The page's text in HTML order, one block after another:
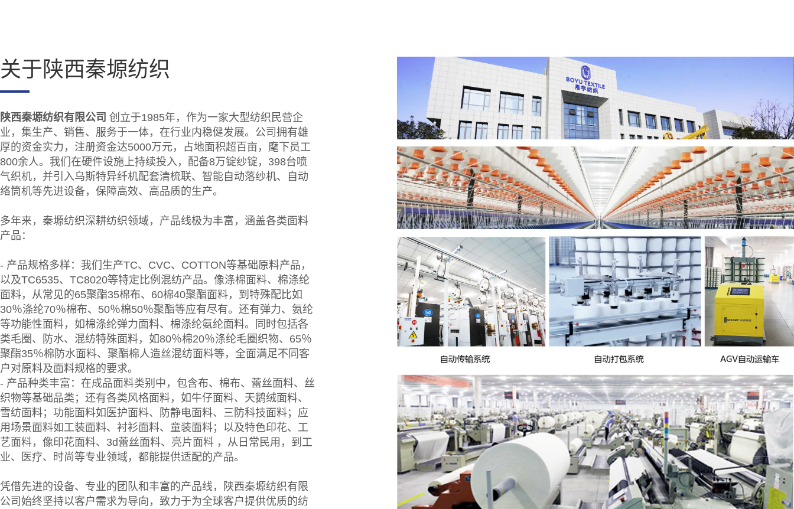
关于陕西秦塬纺织
陕西秦塬纺织有限公司 创立于1985年，作为一家大型纺织民营企
业，集生产、销售、服务于一体，在行业内稳健发展。公司拥有雄
厚的资金实力，注册资金达5000万元，占地面积超百亩，麾下员工
800余人。我们在硬件设施上持续投入，配备8万锭纱锭，398台喷
气织机，并引入乌斯特异纤机配套清梳联、智能自动落纱机、自动
络筒机等先进设备，保障高效、高品质的生产。
多年来，秦塬纺织深耕纺织领域，产品线极为丰富，涵盖各类面料
产品：
- 产品规格多样：我们生产TC、CVC、COTTON等基础原料产品，
以及TC6535、TC8020等特定比例混纺产品。像涤棉面料、棉涤纶
面料，从常见的65聚酯35棉布、60棉40聚酯面料，到特殊配比如
30％涤纶70％棉布、50％棉50％聚酯等应有尽有。还有弹力、氨纶
等功能性面料，如棉涤纶弹力面料、棉涤纶氨纶面料。同时包括各
类毛圈、防水、混纺特殊面料，如80％棉20％涤纶毛圈织物、65％
聚酯35％棉防水面料、聚酯棉人造丝混纺面料等，全面满足不同客
户对原料及面料规格的要求。
- 产品种类丰富：在成品面料类别中，包含布、棉布、蕾丝面料、丝
织物等基础品类；还有各类风格面料，如牛仔面料、天鹅绒面料、
雪纺面料；功能面料如医护面料、防静电面料、三防科技面料；应
用场景面料如工装面料、衬衫面料、童装面料；以及特色印花、工
艺面料，像印花面料、3d蕾丝面料、亮片面料 ，从日常民用，到工
业、医疗、时尚等专业领域，都能提供适配的产品。
凭借先进的设备、专业的团队和丰富的产品线，陕西秦塬纺织有限
公司始终坚持以客户需求为导向，致力于为全球客户提供优质的纺